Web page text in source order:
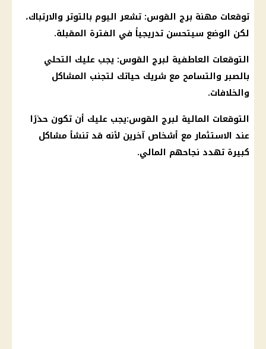
توقعات مهنة برج القوس: تشعراليوم بالتوتر والارتباك،
لكن الوضع سيتحسن تدريجياً في الفترة المقبلة.
التوقعات العاطفية لبرج القوس: يجب عليك التحلي
بالصبر والتسامح مع شريك حياتك لتجنب المشاكل
والخلافات.
التوقعات المالية لبرج القوس:يجب عليك أن تكون حذرًا
عند الاستثمارمع أشخاص آخرين لأنه قد تنشأ مشاكل
كبيرة تهدد نجاحهم المالي.